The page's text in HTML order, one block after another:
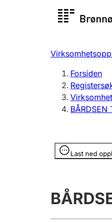
Registersøk
Registrere,
Forsiden
BÅRDSEN
Last ned
Opplysninger